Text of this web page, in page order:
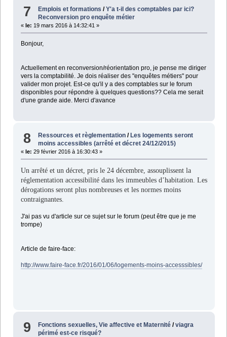
7 Emplois et formations /Y'a t-il des comptables par ici?
Reconversion pro enquête métier
« le: 19 mars 2016 à 14:32:41 »
Bonjour,
Actuellement en reconversion/réorientation pro, je pense me diriger
vers la comptabilité. Je dois réaliser des "enquêtes métiers" pour
valider mon projet. Est-ce qu'il y a des comptables sur le forum
disponibles pour répondre à quelques questions?? Cela me serait
d'une grande aide. Merci d'avance
8 Ressources et règlementation / Les logements seront
moins accessibles (arrêté et décret 24/12/2015)
« le: 29 février 2016 à 16:30:43 »
Un arrêté et un décret, pris le 24 décembre, assouplissent la
réglementation accessibilité dans les immeubles d’habitation. Les
dérogations seront plus nombreuses et les normes moins
contraignantes.
J'ai pas vu d'article sur ce sujet sur le forum (peut être que je me
trompe)
Article de faire-face:
http://www.faire-face.fr/2016/01/06/logements-moins-accesssibles/
9 Fonctions sexuelles, Vie affective et Maternité /viagra
périmé est-ce risqué?